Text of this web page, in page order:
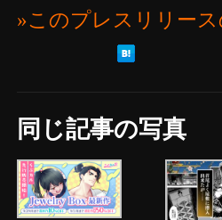
»このプレスリリー
同じ記事の写真